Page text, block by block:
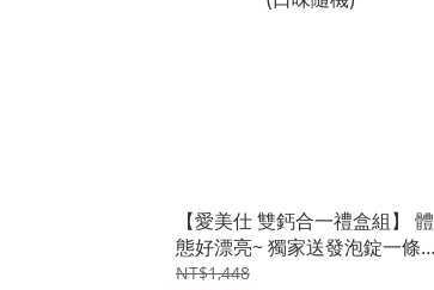
【愛美仕 雙鈣合一禮盒組】 體
態好漂亮~ 獨家送發泡錠一條
(口味隨機)
NT$1,448